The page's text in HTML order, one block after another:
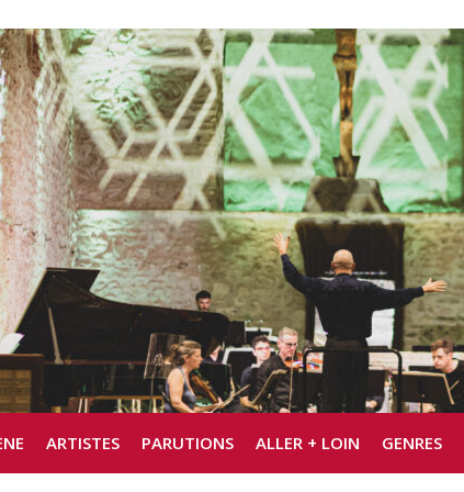
ARTISTES PARUTIONS ALLER + LOIN GENRES